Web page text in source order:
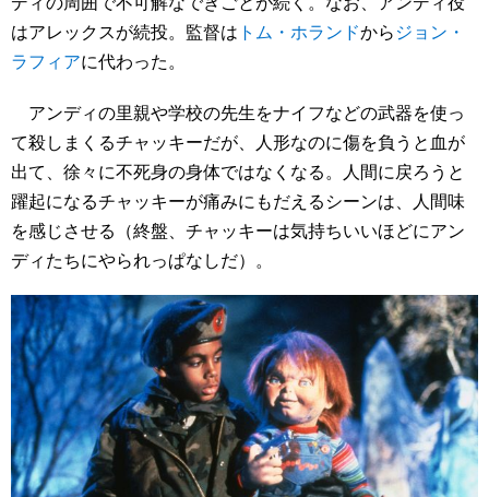
はアレックスが続投。監督は トム・ホランドからジョン・
ラフィアに代わった。
アンディの里親や学校の先生をナイフなどの武器を使っ
て殺しまくるチャッキーだが、人形なのに傷を負うと血が
出て、徐々に不死身の身体ではなくなる。人間に戻ろうと
躍起になるチャッキーが痛みにもだえるシーンは、人間味
を感じさせる（終盤、チャッキーは気持ちいいほどにアン
ディたちにやられっぱなしだ）。